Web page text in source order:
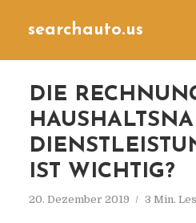
searchauto.us
DIE
IST WICHTIG?
20. Dezember 2019 3 Min.